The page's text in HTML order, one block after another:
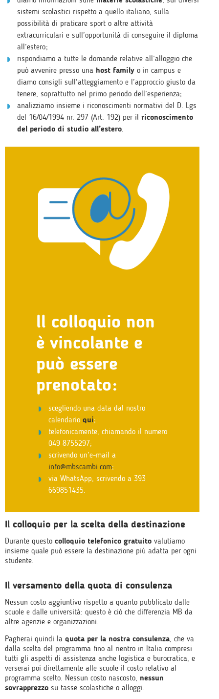
sistemi scolastici rispetto a quello italiano, sulla
possibilità di praticare sport o altre attività
extracurriculari e sull’opportunità di conseguire il diploma
all’estero;
rispondiamo a tutte le domande relative all’alloggio che
può avvenire presso una host family o in campus e
diamo consigli sull’atteggiamento e l’approccio giusto da
tenere, soprattutto nel primo periodo dell’esperienza;
analizziamo insieme i riconoscimenti normativi del D. Lgs
del 16/04/1994 nr. 297 (Art. 192) per il riconoscimento
del periodo di studio all’estero.
ll colloquio non
è vincolante e
può essere
prenotato:
scegliendo una data dal nostro
calendario qui;
telefonicamente, chiamando il numero
049 8755297;
scrivendo un’e-mail a
info@mbscambi.com;
via WhatsApp, scrivendo a 393
669851435.
Il colloquio per la scelta della destinazione
Durante questo colloquio telefonico gratuito valutiamo
insieme quale può essere la destinazione più adatta per ogni
studente.
Il versamento della quota di consulenza
Nessun costo aggiuntivo rispetto a quanto pubblicato dalle
scuole e dalle università: questo è ciò che differenzia MB da
altre agenzie e organizzazioni.
Pagherai quindi la quota per la nostra consulenza , che va
dalla scelta del programma fino al rientro in Italia compresi
tutti gli aspetti di assistenza anche logistica e burocratica, e
verserai poi direttamente alle scuole il costo relativo al
programma scelto. Nessun costo nascosto, nessun
sovrapprezzo su tasse scolastiche o alloggi.